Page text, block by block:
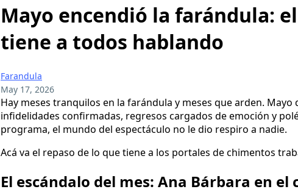
Mayo encendió la farándula:
tiene a todos hablando
Farandula
May 17, 2026
Hay meses tranquilos en la farándula y meses que arden. Mayo
infidelidades confirmadas, regresos cargados de emoción y
programa, el mundo del espectáculo no le dio respiro a nadie.
Acá va el repaso de lo que tiene a los portales de chimentos
El escándalo del mes: Ana Bárbara en el